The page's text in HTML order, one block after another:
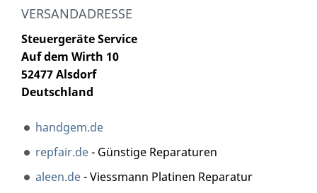
VERSANDADRESSE
Steuergeräte Service
Auf dem Wirth 10
52477 Alsdorf
Deutschland
handgem.de
repfair.de- Günstige Reparaturen
aleen.de- Viessmann Platinen Reparatur